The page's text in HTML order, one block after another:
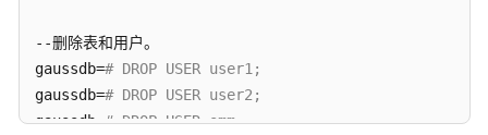
开
--删除表和用户。
gaussdb=# DROP USER user1;
gaussdb=# DROP USER user2;
gaussdb=# DROP USER omm;